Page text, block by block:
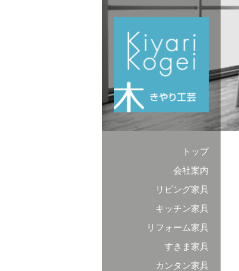
コンテンツへスキップ
トップ
会社案内
リビング家具
キッチン家具
リフォーム家具
すきま家具
カンタン家具